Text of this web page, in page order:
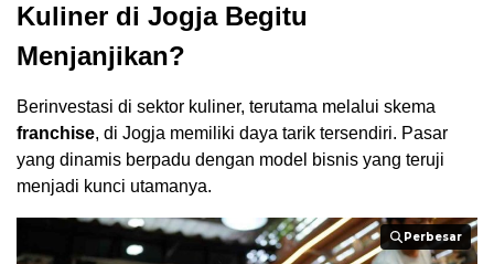
Kuliner di Jogja Begitu
Menjanjikan?
Berinvestasi di sektor kuliner, terutama melalui skema
franchise, di Jogja memiliki daya tarik tersendiri. Pasar
yang dinamis berpadu dengan model bisnis yang teruji
menjadi kunci utamanya.
Perbesar
Perbesar